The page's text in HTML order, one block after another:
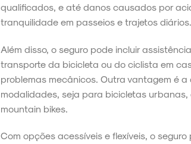
qualificados, e até danos causados por
tranquilidade em passeios e trajetos diários.
Além disso, o seguro pode incluir
transporte da bicicleta ou do ciclista em
problemas mecânicos. Outra vantagem é
modalidades, seja para bicicletas
mountain bikes.
Com opções acessíveis e flexíveis, o